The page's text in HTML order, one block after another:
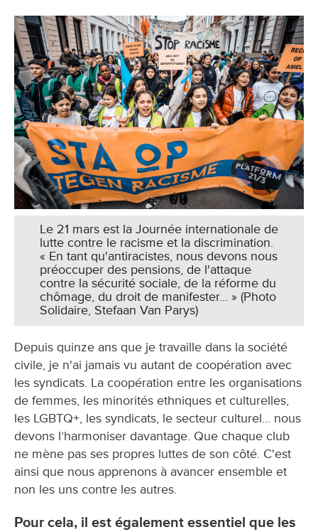
Le 21 mars est la Journée internationale de
lutte contre le racisme et la discrimination.
« En tant qu'antiracistes, nous devons nous
préoccuper des pensions, de l'attaque
contre la sécurité sociale, de la réforme du
chômage, du droit de manifester... » (Photo
Solidaire, Stefaan Van Parys)
Depuis quinze ans que je travaille dans la société
civile, je n'ai jamais vu autant de coopération avec
les syndicats. La coopération entre les organisations
de femmes, les minorités ethniques et culturelles,
les LGBTQ+, les syndicats, le secteur culturel... nous
devons l’harmoniser davantage. Que chaque club
ne mène pas ses propres luttes de son côté. C'est
ainsi que nous apprenons à avancer ensemble et
non les uns contre les autres.
Pour cela, il est également essentiel que les